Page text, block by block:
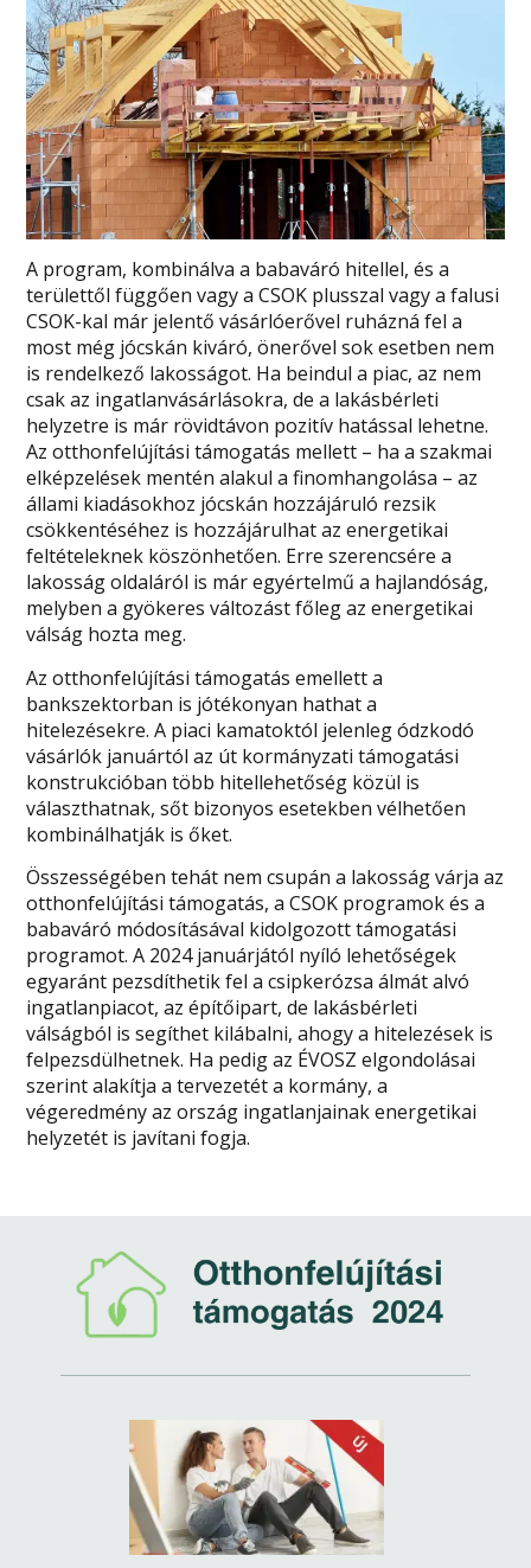
A program, kombinálva a babaváró hitellel, és a
területtől függően vagy a CSOK plusszal vagy a falusi
CSOK-kal már jelentő vásárlóerővel ruházná fel a
most még jócskán kiváró, önerővel sok esetben nem
is rendelkező lakosságot. Ha beindul a piac, az nem
csak az ingatlanvásárlásokra, de a lakásbérleti
helyzetre is már rövidtávon pozitív hatással lehetne.
Az otthonfelújítási támogatás mellett – ha a szakmai
elképzelések mentén alakul a finomhangolása – az
állami kiadásokhoz jócskán hozzájáruló rezsik
csökkentéséhez is hozzájárulhat az energetikai
feltételeknek köszönhetően. Erre szerencsére a
lakosság oldaláról is már egyértelmű a hajlandóság,
melyben a gyökeres változást főleg az energetikai
válság hozta meg.
Az otthonfelújítási támogatás emellett a
bankszektorban is jótékonyan hathat a
hitelezésekre. A piaci kamatoktól jelenleg ódzkodó
vásárlók januártól az út kormányzati támogatási
konstrukcióban több hitellehetőség közül is
választhatnak, sőt bizonyos esetekben vélhetően
kombinálhatják is őket.
Összességében tehát nem csupán a lakosság várja az
otthonfelújítási támogatás, a CSOK programok és a
babaváró módosításával kidolgozott támogatási
programot. A 2024 januárjától nyíló lehetőségek
egyaránt pezsdíthetik fel a csipkerózsa álmát alvó
ingatlanpiacot, az építőipart, de lakásbérleti
válságból is segíthet kilábalni, ahogy a hitelezések is
felpezsdülhetnek. Ha pedig az ÉVOSZ elgondolásai
szerint alakítja a tervezetét a kormány, a
végeredmény az ország ingatlanjainak energetikai
helyzetét is javítani fogja.